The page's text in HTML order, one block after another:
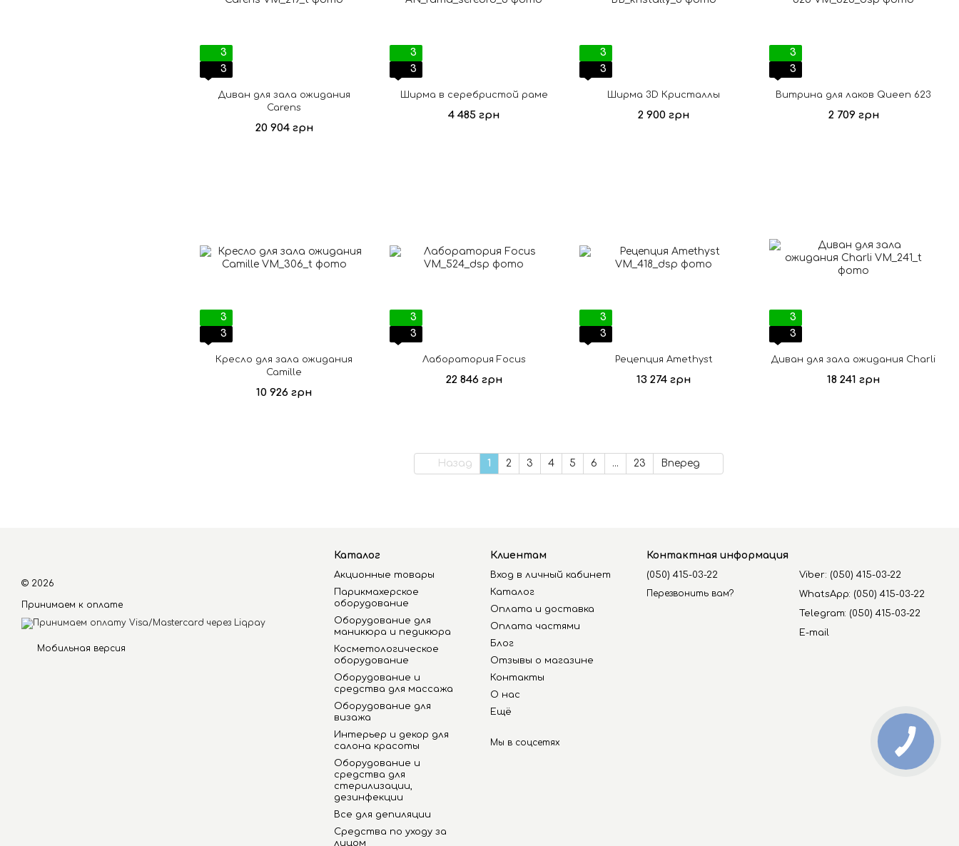
3
3
Диван для зала ожидания
Carens
20 904 грн
3
3
Ширма в серебристой раме
4 485 грн
3
3
Ширма 3D Кристаллы
2 900 грн
3
3
Витрина для лаков Queen 623
2 709 грн
3
3
Кресло для зала ожидания
Camille
10 926 грн
3
3
Лаборатория Focus
22 846 грн
3
3
Рецепция Amethyst
13 274 грн
3
3
Диван для зала ожидания Charli
18 241 грн
Назад 1 2 3 4 5 6 ... 23 Вперед
© 2026
Принимаем к оплате
Мобильная версия
Каталог
Акционные товары
Парикмахерское
оборудование
Оборудование для
маникюра и педикюра
Косметологическое
оборудование
Оборудование и
средства для массажа
Оборудование для
визажа
Интерьер и декор для
салона красоты
Оборудование и
средства для
стерилизации,
дезинфекции
Все для депиляции
Средства по уходу за
лицом
Клиентам
Вход в личный кабинет
Каталог
Оплата и доставка
Оплата частями
Блог
Отзывы о магазине
Контакты
О нас
Ещё
Мы в соцсетях
Контактная информация
(050) 415-03-22
Перезвонить вам?
Viber: (050) 415-03-22
WhatsApp: (050) 415-03-22
Telegram: (050) 415-03-22
E-mail